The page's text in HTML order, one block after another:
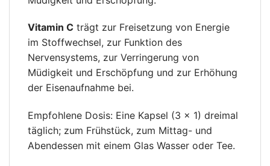
Vitamin C trägt zur Freisetzung von Energie
im Stoffwechsel, zur Funktion des
Nervensystems, zur Verringerung von
Müdigkeit und Erschöpfung und zur Erhöhung
der Eisenaufnahme bei.
Empfohlene Dosis: Eine Kapsel (3 × 1) dreimal
täglich; zum Frühstück, zum Mittag- und
Abendessen mit einem Glas Wasser oder Tee.